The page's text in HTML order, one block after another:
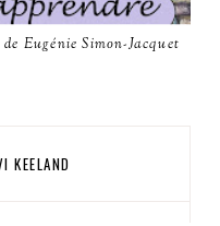
Eugénie Simon-Jacquet
KEELAND